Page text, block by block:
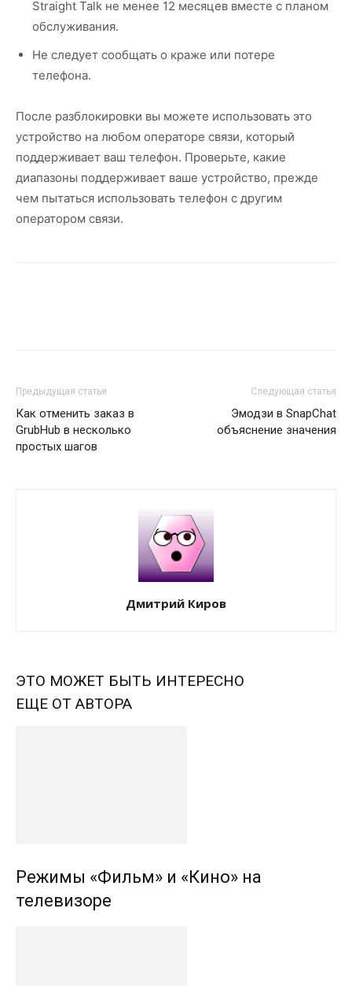
Straight Talk не менее 12 месяцев вместе с планом
обслуживания.
Не следует сообщать о краже или потере
телефона.
После разблокировки вы можете использовать это
устройство на любом операторе связи, который
поддерживает ваш телефон. Проверьте, какие
диапазоны поддерживает ваше устройство, прежде
чем пытаться использовать телефон с другим
оператором связи.
Предыдущая статья
Как отменить заказ в
GrubHub в несколько
простых шагов
Следующая статья
Эмодзи в SnapChat
объяснение значения
Дмитрий Киров
ЭТО МОЖЕТ БЫТЬ ИНТЕРЕСНО
ЕЩЕ ОТ АВТОРА
Режимы «Фильм» и «Кино» на
телевизоре